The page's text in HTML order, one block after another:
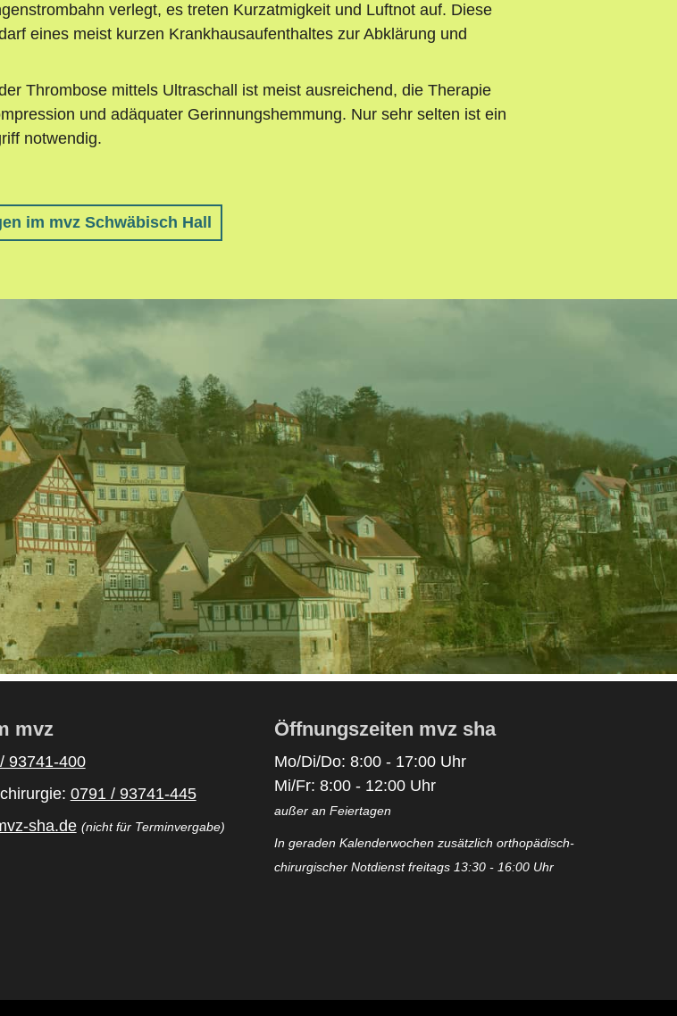
verlegt, es treten Kurzatmigkeit und Luftnot auf. Diese
eines meist kurzen Krankhausaufenthaltes zur Abklärung und
Thrombose mittels Ultraschall ist meist ausreichend, die Therapie
und adäquater Gerinnungshemmung. Nur sehr selten ist ein
notwendig.
im mvz Schwäbisch Hall
mvz
93741-400
0791 / 93741-445
sha.de (nicht für Terminvergabe)
Öffnungszeiten mvz sha
Mo/Di/Do: 8:00 - 17:00 Uhr
Mi/Fr: 8:00 - 12:00 Uhr
außer an Feiertagen
In geraden Kalenderwochen zusätzlich orthopädisch-
chirurgischer Notdienst freitags 13:30 - 16:00 Uhr